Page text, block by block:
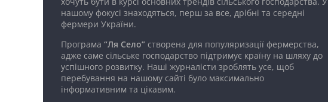
нашому фокусі знаходяться, перш за все, дрібні та середні
фермери України.
Програма “Ля Село” створена для популяризації фермерства,
адже саме сільське господарство підтримує країну на шляху до
успішного розвитку. Наші журналісти зроблять усе, щоб
перебування на нашому сайті було максимально
інформативним та цікавим.